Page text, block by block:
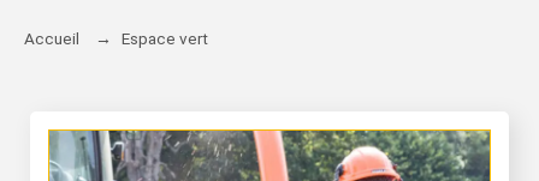
Accueil → Espace vert